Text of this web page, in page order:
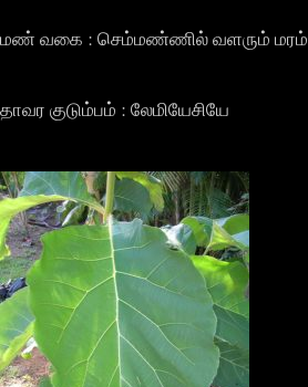
மண் வகை : செம்மண்ணில் வளரும் மரம்
தாவர குடும்பம் : லேமியேசியே